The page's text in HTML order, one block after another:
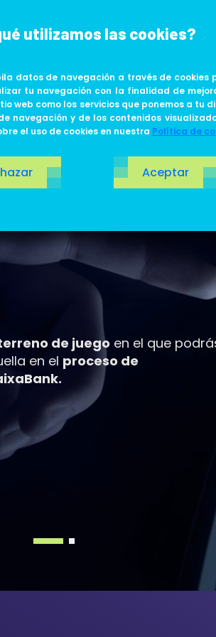
utilizamos las cookies?
datos de navegación a través de cookies
tu navegación con la finalidad de
web como los servicios que ponemos a tu
navegación y de los contenidos
el uso de cookies en nuestra Política de
Aceptar
ABOUT US LIFE AT TECH
de juego en el que
en el proceso de